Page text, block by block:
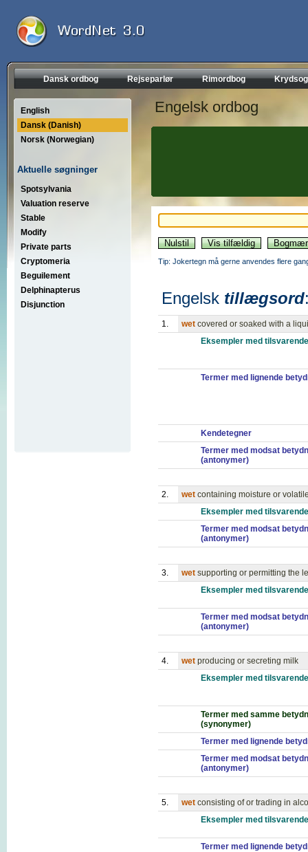
Dansk ordbog Rejseparlør Rimordbog
English
Dansk (Danish)
Norsk (Norwegian)
Aktuelle søgninger
Spotsylvania
Valuation reserve
Stable
Modify
Private parts
Cryptomeria
Beguilement
Delphinapterus
Disjunction
Engelsk ordbog
Tip: Jokertegn må gerne anvendes flere
Engelsk tillægsord
1. wet covered or soaked with a
Eksempler med
Termer med lignende
Kendetegner
Termer med modsat
(antonymer)
2. wet containing moisture or
Eksempler med
Termer med modsat
(antonymer)
3. wet supporting or permitting the
Eksempler med
Termer med modsat
(antonymer)
4. wet producing or secreting milk
Eksempler med
Termer med samme
(synonymer)
Termer med lignende
Termer med modsat
(antonymer)
5. wet consisting of or trading in
Eksempler med
Termer med lignende